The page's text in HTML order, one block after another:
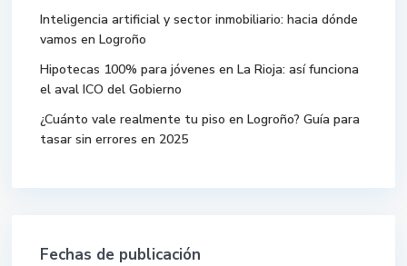
Inteligencia artificial y sector inmobiliario: hacia dónde
vamos en Logroño
Hipotecas 100% para jóvenes en La Rioja: así funciona
el aval ICO del Gobierno
¿Cuánto vale realmente tu piso en Logroño? Guía para
tasar sin errores en 2025
Fechas de publicación